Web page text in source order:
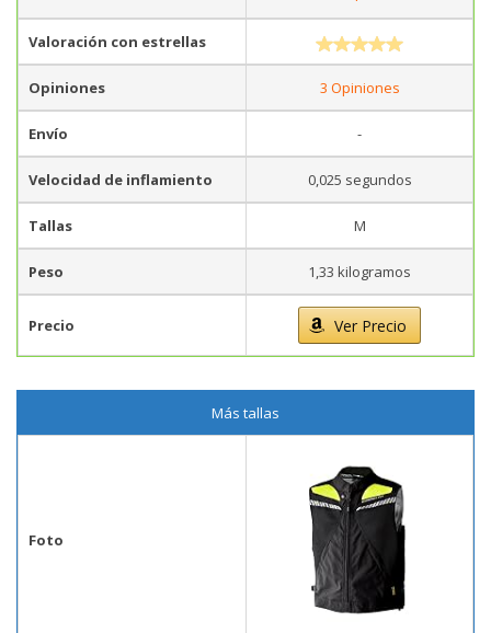
Valoración con estrellas
Opiniones 3 Opiniones
Envío -
Velocidad de inflamiento 0,025 segundos
Tallas M
Peso 1,33 kilogramos
Precio Ver Precio
Más tallas
Foto